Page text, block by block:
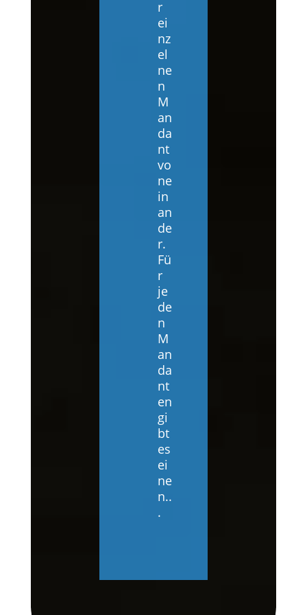
r
ei
nz
el
ne
n
M
an
da
nt
vo
ne
in
an
de
r.
Fü
r
je
de
n
M
an
da
nt
en
gi
bt
es
ei
ne
n..
.